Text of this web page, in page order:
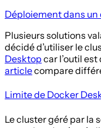
Déploiement dans un
Plusieurs solutions
décidé d’utiliser le
Desktop car l’outil
articlecompare
Limite de Docker
Le cluster géré par la